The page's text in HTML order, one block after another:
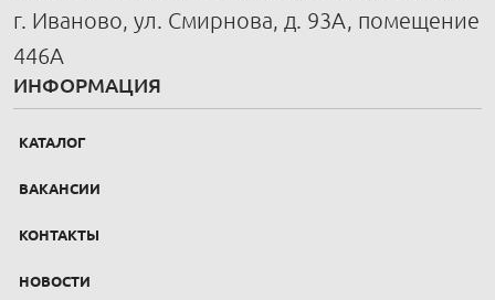
г. Иваново, ул. Смирнова, д. 93А, помещение
446А
ИНФОРМАЦИЯ
КАТАЛОГ
ВАКАНСИИ
КОНТАКТЫ
НОВОСТИ